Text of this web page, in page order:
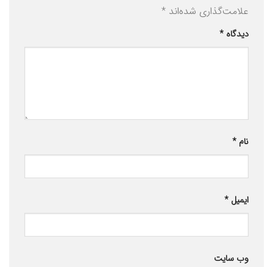
علامت‌گذاری شده‌اند *
دیدگاه *
نام *
ایمیل *
وب‌ سایت